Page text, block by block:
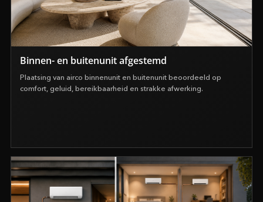
Binnen- en buitenunit afgestemd
Plaatsing van airco binnenunit en buitenunit beoordeeld op
comfort, geluid, bereikbaarheid en strakke afwerking.